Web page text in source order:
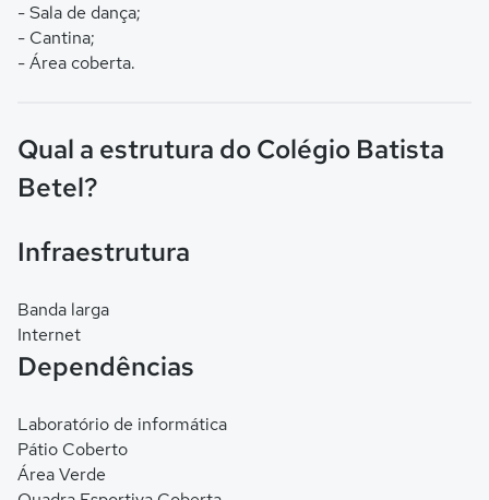
- Sala de dança;
- Cantina;
- Área coberta.
Qual a estrutura do Colégio Batista
Betel?
Infraestrutura
Banda larga
Internet
Dependências
Laboratório de informática
Pátio Coberto
Área Verde